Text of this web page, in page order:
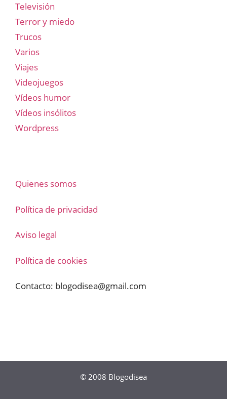
Televisión
Terror y miedo
Trucos
Varios
Viajes
Videojuegos
Vídeos humor
Vídeos insólitos
Wordpress
Quienes somos
Política de privacidad
Aviso legal
Política de cookies
Contacto: blogodisea@gmail.com
© 2008 Blogodisea